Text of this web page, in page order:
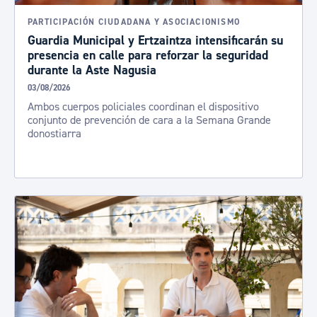
PARTICIPACIÓN CIUDADANA Y ASOCIACIONISMO
Guardia Municipal y Ertzaintza intensificarán su
presencia en calle para reforzar la seguridad
durante la Aste Nagusia
03/08/2026
Ambos cuerpos policiales coordinan el dispositivo
conjunto de prevención de cara a la Semana Grande
donostiarra